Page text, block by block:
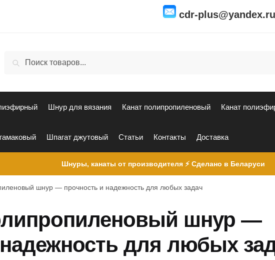
cdr-plus@yandex.ru
Поиск
Шнур для вязания Канат полипропиленовый Канат
Шпагат джутовый Статьи Контакты Доставка
Шнуры, канаты от производителя ⚡ Сделано в Беларуси
шнур — прочность и надежность для любых задач
шнур —
для любых